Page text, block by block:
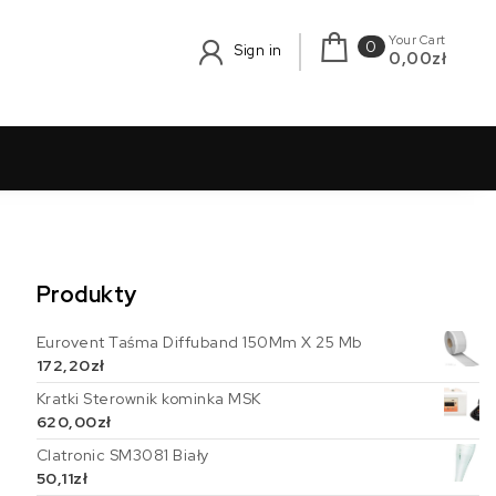
Sign in 0 Your Cart
0,00zł
Produkty
Eurovent Taśma Diffuband 150Mm X 25 Mb
172,20zł
Kratki Sterownik kominka MSK
620,00zł
Clatronic SM3081 Biały
50,11zł